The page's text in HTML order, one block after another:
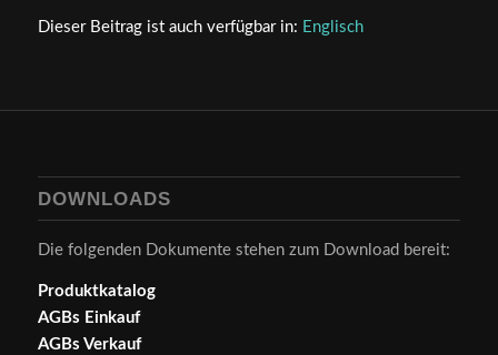
Dieser Beitrag ist auch verfügbar in: Englisch
DOWNLOADS
Die folgenden Dokumente stehen zum Download bereit:
Produktkatalog
AGBs Einkauf
AGBs Verkauf